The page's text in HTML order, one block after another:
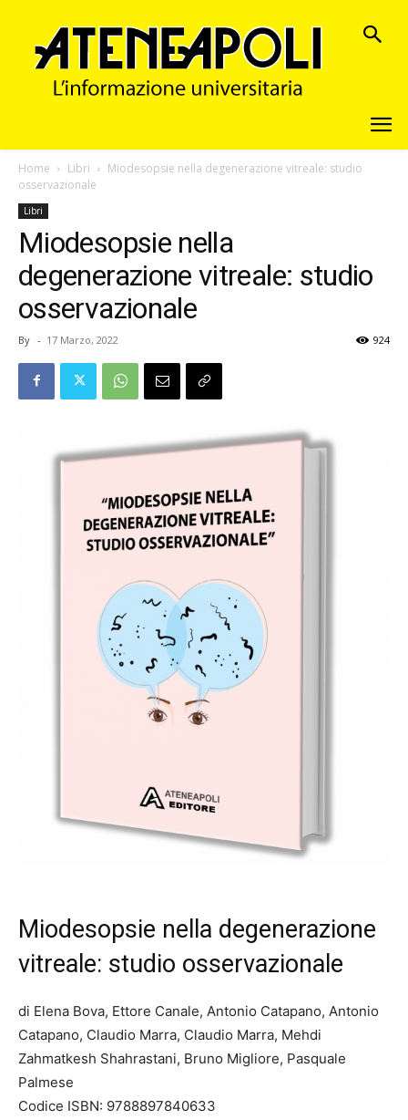
Home Libri
Miodesopsie nella degenerazione vitreale: studio
osservazionale
Libri
Miodesopsie nella
degenerazione vitreale: studio
osservazionale
By - 17 Marzo, 2022 924
Miodesopsie nella degenerazione
vitreale: studio osservazionale
di Elena Bova, Ettore Canale, Antonio Catapano, Antonio
Catapano, Claudio Marra, Claudio Marra, Mehdi
Zahmatkesh Shahrastani, Bruno Migliore, Pasquale
Palmese
Codice ISBN: 9788897840633